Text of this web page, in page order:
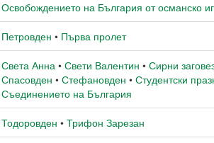
Освобождението на България от османско
Петровден • Първа пролет
Света Анна • Свети Валентин • Сирни
Спасовден • Стефановден • Студентски
Съединението на България
Тодоровден • Трифон Зарезан